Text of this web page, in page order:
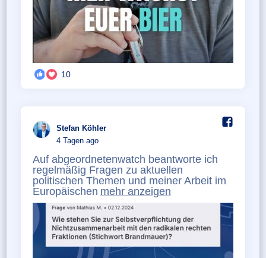
10
Stefan Köhler️
4 Tagen ago
Auf abgeordnetenwatch beantworte ich
regelmäßig Fragen zu aktuellen
politischen Themen und meiner Arbeit im
Europäischen mehr anzeigen